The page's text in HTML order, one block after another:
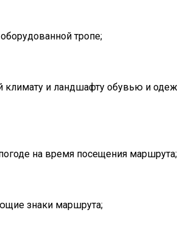
тропе;
климату и ландшафту обувью и
на время посещения маршрута;
знаки маршрута;